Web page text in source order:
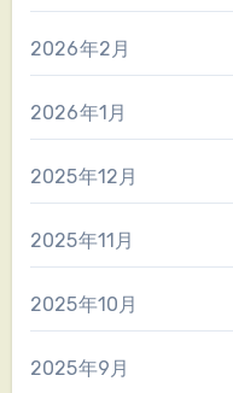
2026年2月
2026年1月
2025年12月
2025年11月
2025年10月
2025年9月